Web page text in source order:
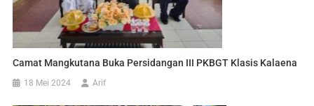
Camat Mangkutana Buka Persidangan III PKBGT Klasis Kalaena
18 Mei 2024 Arif